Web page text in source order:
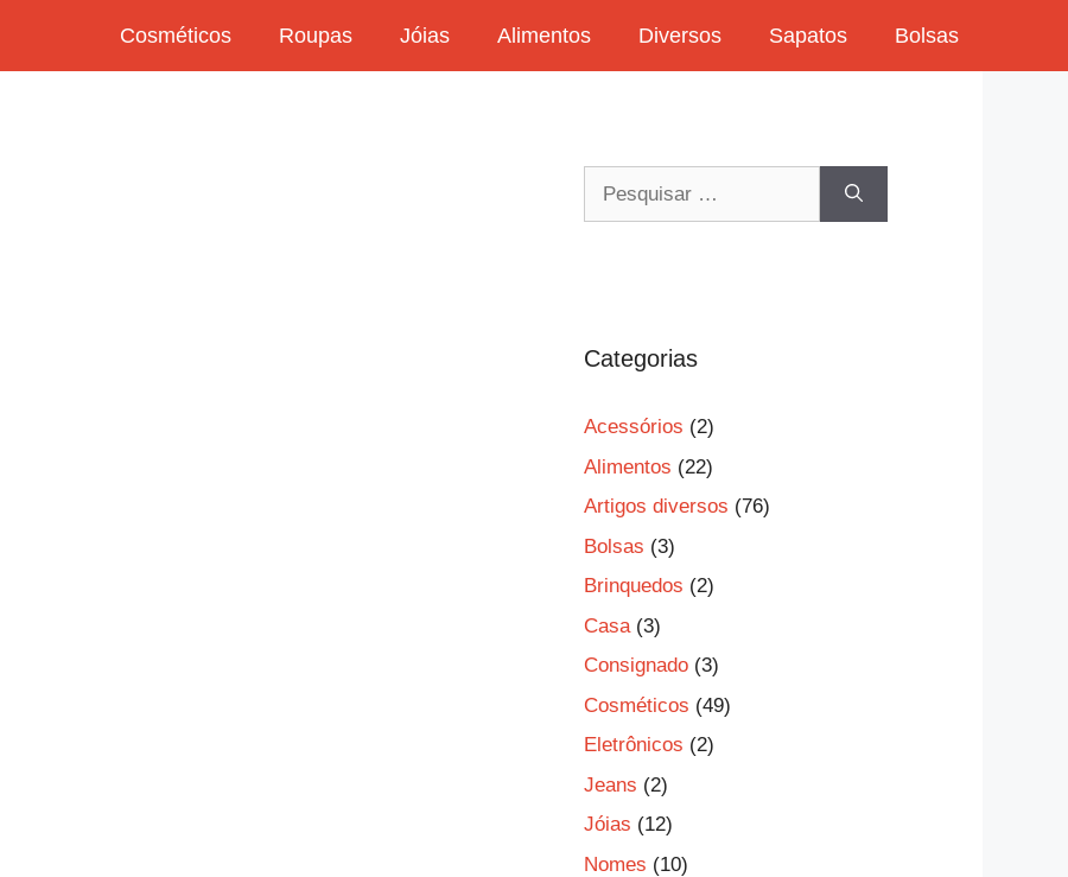
Cosméticos Roupas Jóias Alimentos Diversos Sapatos Bolsas
Categorias
Acessórios (2)
Alimentos (22)
Artigos diversos (76)
Bolsas (3)
Brinquedos (2)
Casa (3)
Consignado (3)
Cosméticos (49)
Eletrônicos (2)
Jeans (2)
Jóias (12)
Nomes (10)